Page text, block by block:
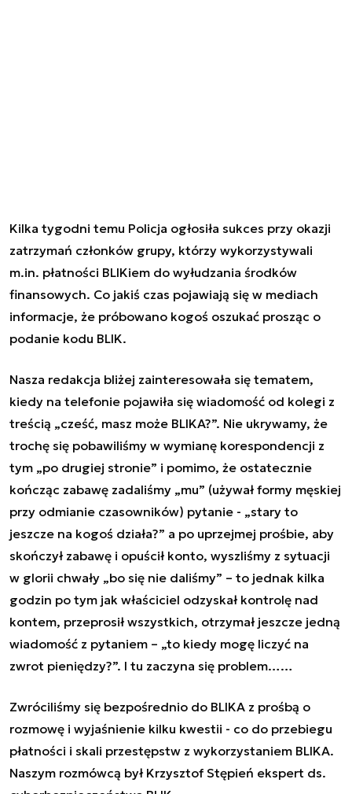
Kilka tygodni temu Policja ogłosiła sukces przy okazji
zatrzymań członków grupy, którzy wykorzystywali
m.in. płatności BLIKiem do wyłudzania środków
finansowych. Co jakiś czas pojawiają się w mediach
informacje, że próbowano kogoś oszukać prosząc o
podanie kodu BLIK.
Nasza redakcja bliżej zainteresowała się tematem,
kiedy na telefonie pojawiła się wiadomość od kolegi z
treścią „cześć, masz może BLIKA?”. Nie ukrywamy, że
trochę się pobawiliśmy w wymianę korespondencji z
tym „po drugiej stronie” i pomimo, że ostatecznie
kończąc zabawę zadaliśmy „mu” (używał formy męskiej
przy odmianie czasowników) pytanie - „stary to
jeszcze na kogoś działa?” a po uprzejmej prośbie, aby
skończył zabawę i opuścił konto, wyszliśmy z sytuacji
w glorii chwały „bo się nie daliśmy” – to jednak kilka
godzin po tym jak właściciel odzyskał kontrolę nad
kontem, przeprosił wszystkich, otrzymał jeszcze jedną
wiadomość z pytaniem – „to kiedy mogę liczyć na
zwrot pieniędzy?”. I tu zaczyna się problem……
Zwróciliśmy się bezpośrednio do BLIKA z prośbą o
rozmowę i wyjaśnienie kilku kwestii - co do przebiegu
płatności i skali przestępstw z wykorzystaniem BLIKA.
Naszym rozmówcą był Krzysztof Stępień ekspert ds.